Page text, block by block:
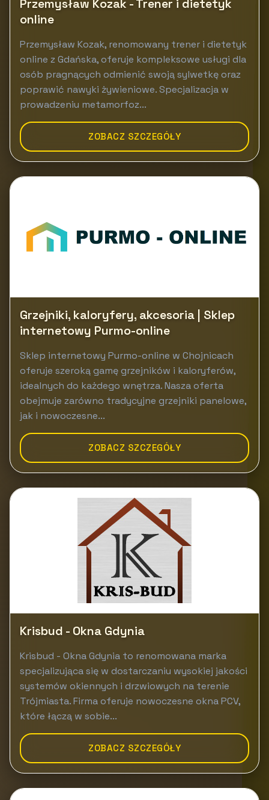
Przemysław Kozak - Trener i dietetyk
online
Przemysław Kozak, renomowany trener i dietetyk
online z Gdańska, oferuje kompleksowe usługi dla
osób pragnących odmienić swoją sylwetkę oraz
poprawić nawyki żywieniowe. Specjalizacja w
prowadzeniu metamorfoz...
ZOBACZ SZCZEGÓŁY
Grzejniki, kaloryfery, akcesoria | Sklep
internetowy Purmo-online
Sklep internetowy Purmo-online w Chojnicach
oferuje szeroką gamę grzejników i kaloryferów,
idealnych do każdego wnętrza. Nasza oferta
obejmuje zarówno tradycyjne grzejniki panelowe,
jak i nowoczesne...
ZOBACZ SZCZEGÓŁY
Krisbud - Okna Gdynia
Krisbud - Okna Gdynia to renomowana marka
specjalizująca się w dostarczaniu wysokiej jakości
systemów okiennych i drzwiowych na terenie
Trójmiasta. Firma oferuje nowoczesne okna PCV,
które łączą w sobie...
ZOBACZ SZCZEGÓŁY